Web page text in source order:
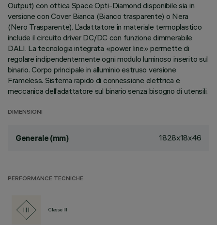
Output) con ottica Space Opti-Diamond disponibile sia in
versione con Cover Bianca (Bianco trasparente) o Nera
(Nero Trasparente). L’adattatore in materiale termoplastico
include il circuito driver DC/DC con funzione dimmerabile
DALI. La tecnologia integrata «power line» permette di
regolare indipendentemente ogni modulo luminoso inserito sul
binario. Corpo principale in alluminio estruso versione
Frameless. Sistema rapido di connessione elettrica e
meccanica dell’adattatore sul binario senza bisogno di utensili.
DIMENSIONI
Generale (mm) 1828x18x46
PERFORMANCE TECNICHE
Classe III